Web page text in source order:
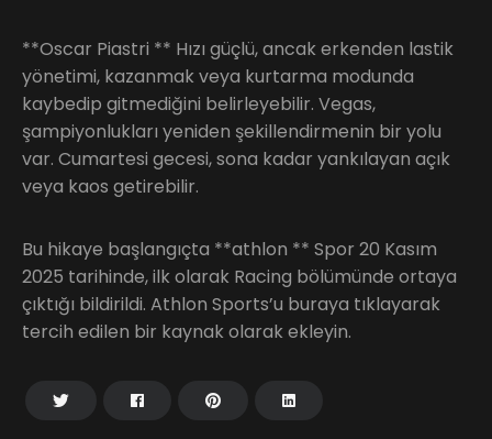
**Oscar Piastri ** Hızı güçlü, ancak erkenden lastik
yönetimi, kazanmak veya kurtarma modunda
kaybedip gitmediğini belirleyebilir. Vegas,
şampiyonlukları yeniden şekillendirmenin bir yolu
var. Cumartesi gecesi, sona kadar yankılayan açık
veya kaos getirebilir.
Bu hikaye başlangıçta **athlon ** Spor 20 Kasım
2025 tarihinde, ilk olarak Racing bölümünde ortaya
çıktığı bildirildi. Athlon Sports’u buraya tıklayarak
tercih edilen bir kaynak olarak ekleyin.